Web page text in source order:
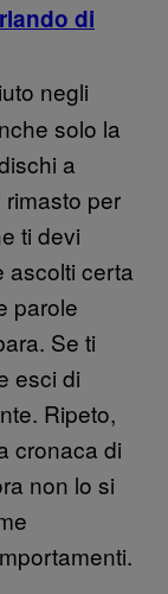
di
negli
solo la
a
rimasto per
ti devi
ascolti certa
parole
Se ti
esci di
Ripeto,
cronaca di
non lo si